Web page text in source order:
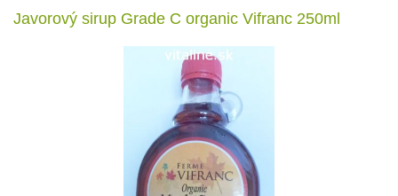
Javorový sirup Grade C organic Vifranc 250ml